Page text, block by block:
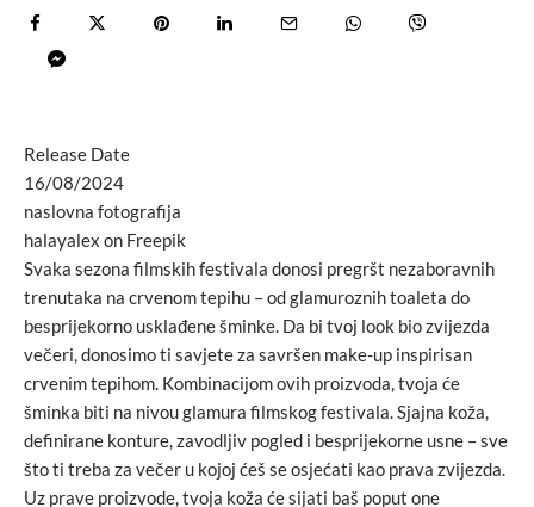
Release Date
16/08/2024
naslovna fotografija
halayalex on Freepik
Svaka sezona filmskih festivala donosi pregršt nezaboravnih
trenutaka na crvenom tepihu – od glamuroznih toaleta do
besprijekorno usklađene šminke. Da bi tvoj look bio zvijezda
večeri, donosimo ti savjete za savršen make-up inspirisan
crvenim tepihom. Kombinacijom ovih proizvoda, tvoja će
šminka biti na nivou glamura filmskog festivala. Sjajna koža,
definirane konture, zavodljiv pogled i besprijekorne usne – sve
što ti treba za večer u kojoj ćeš se osjećati kao prava zvijezda.
Uz prave proizvode, tvoja koža će sijati baš poput one